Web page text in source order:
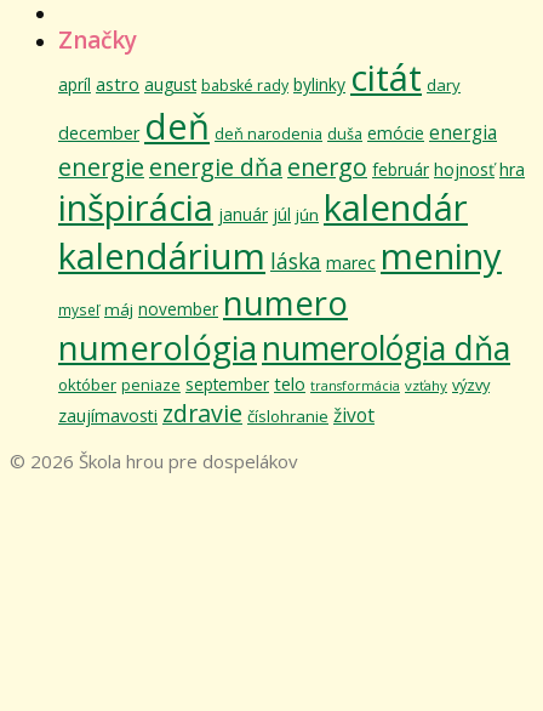
Značky
apríl astro august babské rady bylinky citát dary
december deň deň narodenia duša emócie energia
energie energie dňa energo február hojnosť hra
inšpirácia január júl jún kalendár
kalendárium láska marec meniny
myseľ máj november numero
numerológia numerológia dňa
október peniaze september telo transformácia vzťahy výzvy
zaujímavosti zdravie číslohranie život
© 2026 Škola hrou pre dospelákov